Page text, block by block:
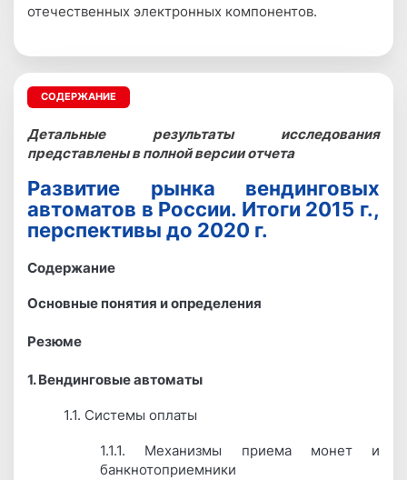
отечественных электронных компонентов.
СОДЕРЖАНИЕ
Детальные результаты исследования
представлены в полной версии отчета
Развитие рынка вендинговых
автоматов в России. Итоги 2015 г.,
перспективы до 2020 г.
Содержание
Основные понятия и определения
Резюме
1. Вендинговые автоматы
1.1. Системы оплаты
1.1.1. Механизмы приема монет и
банкнотоприемники